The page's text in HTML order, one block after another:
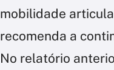
mobilidade
recomenda a
No relatório